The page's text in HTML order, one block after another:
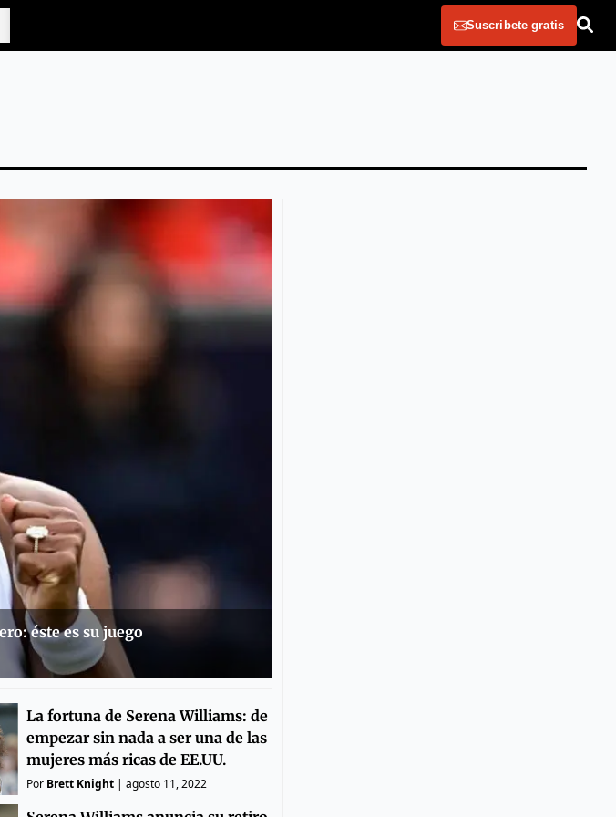
Suscribete gratis
éste es su juego
La fortuna de Serena Williams: de
empezar sin nada a ser una de las
mujeres más ricas de EE.UU.
Por Brett Knight| agosto 11, 2022